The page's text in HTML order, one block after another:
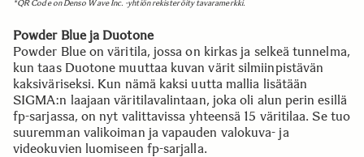
*QR Code on Denso Wave Inc. -yhtiön rekisteröity tavaramerkki.
Powder Blue ja Duotone
Powder Blue on väritila, jossa on kirkas ja selkeä tunnelma,
kun taas Duotone muuttaa kuvan värit silmiinpistävän
kaksiväriseksi. Kun nämä kaksi uutta mallia lisätään
SIGMA:n laajaan väritilavalintaan, joka oli alun perin esillä
fp-sarjassa, on nyt valittavissa yhteensä 15 väritilaa. Se tuo
suuremman valikoiman ja vapauden valokuva- ja
videokuvien luomiseen fp-sarjalla.